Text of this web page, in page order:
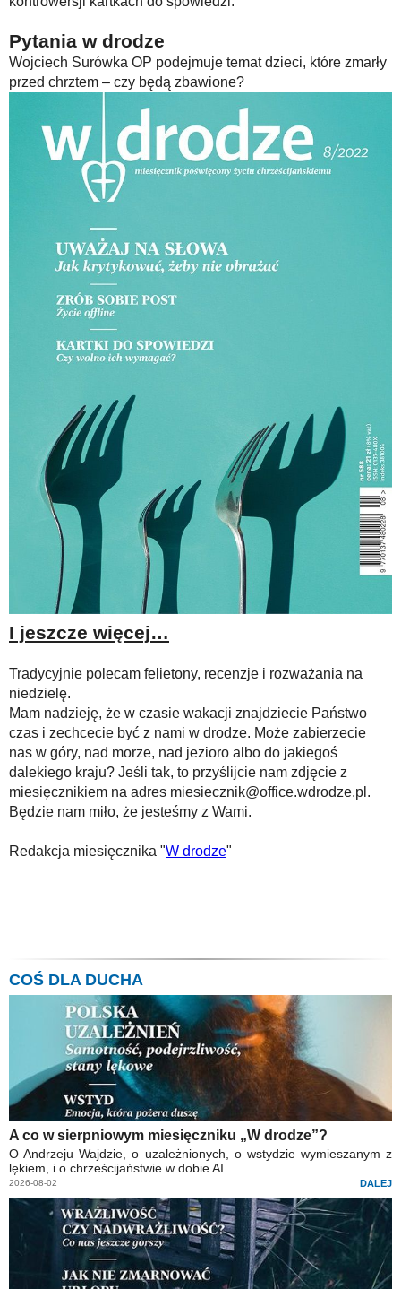
Pytania w drodze
Wojciech Surówka OP podejmuje temat dzieci, które zmarły
przed chrztem – czy będą zbawione?
I jeszcze więcej…
Tradycyjnie polecam felietony, recenzje i rozważania na
niedzielę.
Mam nadzieję, że w czasie wakacji znajdziecie Państwo
czas i zechcecie być z nami w drodze. Może zabierzecie
nas w góry, nad morze, nad jezioro albo do jakiegoś
dalekiego kraju? Jeśli tak, to przyślijcie nam zdjęcie z
miesięcznikiem na adres miesiecznik@office.wdrodze.pl.
Będzie nam miło, że jesteśmy z Wami.
Redakcja miesięcznika "W drodze"
COŚ DLA DUCHA
A co w sierpniowym miesięczniku „W drodze”?
O Andrzeju Wajdzie, o uzależnionych, o wstydzie wymieszanym z
lękiem, i o chrześcijaństwie w dobie AI.
2026-08-02 DALEJ